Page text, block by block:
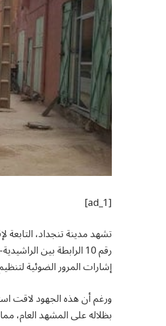
[ad_1]
تشهد مدينة تنجداد، التابعة
رقم 10 الرابطة بين
إشارات المرور الضوئية
ورغم أن هذه الجهود لاقت
بظلاله على المشهد العام،